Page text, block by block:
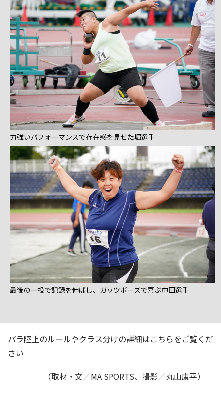
力強いパフォーマンスで存在感を見せた堀選手
最後の一投で記録を伸ばし、ガッツポーズで喜ぶ中田選手
パラ陸上のルールやクラス分けの詳細はこちらをご覧くだ
さい
（取材・文／MA SPORTS、撮影／丸山康平）